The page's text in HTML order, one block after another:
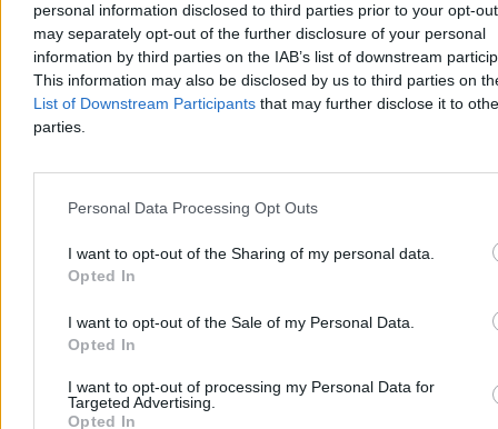
personal information disclosed to third parties prior to your opt-
may separately opt-out of the further disclosure of your personal
information by third parties on the IAB’s list of downstream
This information may also be disclosed by us to third parties on
List of Downstream Participants that may further disclose it to
parties.
Personal Data Processing Opt Outs
I want to opt-out of the Sharing of my personal data.
Opted In
I want to opt-out of the Sale of my Personal Data.
Opted In
I want to opt-out of processing my Personal Data for
Targeted Advertising.
Opted In
Paweł Figurski
Dzisiaj 05:59
10 min
Reklama
Reklama
Kraj